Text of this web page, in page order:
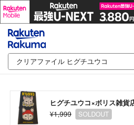
¥1,999
SOLDOUT